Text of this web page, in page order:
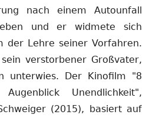
nach einem Autounfall
und er widmete sich
der Lehre seiner Vorfahren.
verstorbener Großvater,
unterwies. Der Kinofilm "8
Unendlichkeit",
(2015), basiert auf